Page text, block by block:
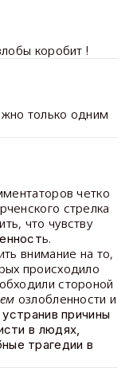
коробит !
только одним
четко
стрелка
что чувству
ь.
внимание на то,
происходило
стороной
озлобленности и
причины
в людях,
трагедии в